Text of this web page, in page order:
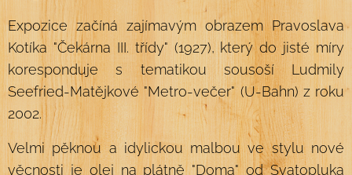
Expozice začíná zajímavým obrazem Pravoslava
Kotíka "Čekárna III. třídy" (1927), který do jisté míry
koresponduje s tematikou sousoší Ludmily
Seefried-Matějkové "Metro-večer" (U-Bahn) z roku
2002.
Velmi pěknou a idylickou malbou ve stylu nové
věcnosti je olej na plátně "Doma" od Svatopluka